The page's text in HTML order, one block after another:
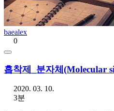
baealex
0
흡착제_분자체(Molecular
2020. 03. 10.
3분